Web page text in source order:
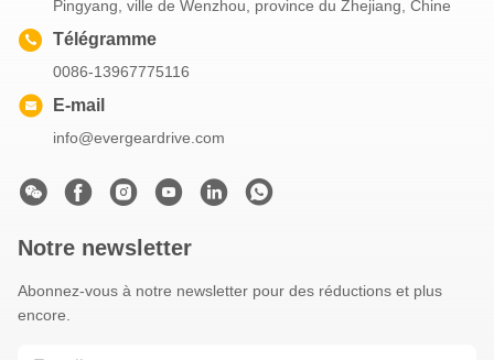
Pingyang, ville de Wenzhou, province du Zhejiang, Chine
Télégramme
0086-13967775116
E-mail
info@evergeardrive.com
Notre newsletter
Abonnez-vous à notre newsletter pour des réductions et plus
encore.